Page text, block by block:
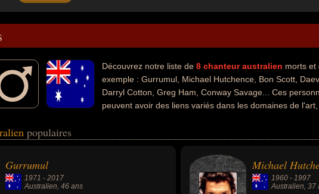
Découvrez notre liste de 8 chanteur australien morts et
exemple : Gurrumul, Michael Hutchence, Bon Scott,
Darryl Cotton, Greg Ham, Conway Savage... Ces
peuvent avoir des liens variés dans les domaines de
flûtiste, pianiste, saxophoniste, claviériste ou compositeur de rock. En ce qui
populaires
Gurrumul
1971 - 2017
Australien, 46 ans
Michael
1960 -1997
Australien, 37